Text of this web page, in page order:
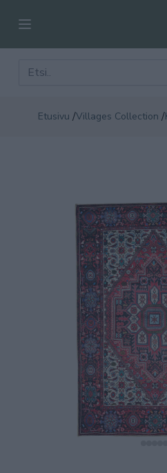
Etusivu /Villages Collection /